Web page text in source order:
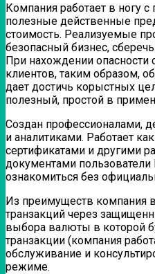
Компания работает в ногу
полезные действенные
стоимость. Реализуемые
безопасный бизнес,
При нахождении опасности
клиентов, таким образом,
дает достичь корыстных
полезный, простой в
Создан профессионалами,
и аналитиками. Работает
сертификатами и другими
документами пользователи
ознакомиться без
Из преимуществ компания
транзакций через
выбора валюты в которой
транзакции (компания
обслуживание и
режиме.